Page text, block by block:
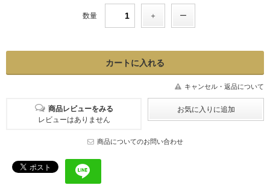
数量
キャンセル・返品について
商品レビューをみる
レビューはありません
商品についてのお問い合わせ